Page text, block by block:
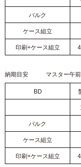
バルク
ケース組立
印刷+ケース組立
納期目安 マスター午前中
BD
バルク
ケース組立
印刷+ケース組立